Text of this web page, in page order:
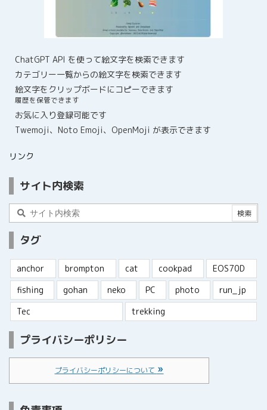
ChatGPT API を使って絵文字を検索できます
カテゴリー一覧からの絵文字を検索できます
絵文字をクリップボードにコピーできます
履歴を保管できます
お気に入り登録可能です
Twemoji、Noto Emoji、OpenMoji が表示できます
リンク
サイト内検索
タグ
anchor brompton cat cookpad
EOS70D
fishing
gohan neko PC photo
run_jp
Tec
trekking
プライバシーポリシー
プライバシーポリシーについて